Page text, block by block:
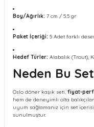
Boy/Ağırlık: 7 cm / 5.5 gr
Paket İçeriği: 5 Adet farklı
Hedef Türler: Alabalık (Trout),
Neden Bu
Oslo döner kaşık seti, fiyat-
hem de deneyimli olta
uyum sağlamanız için set
sunulmuştur.